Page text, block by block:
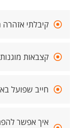
קיבלתי
קצבאות
חייב שפועל
איך אפשר